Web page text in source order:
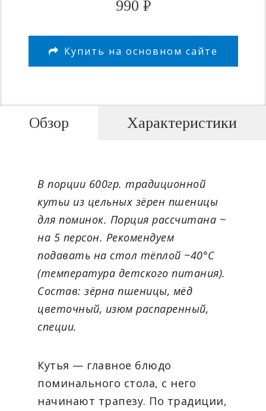
990 ₽
Купить на основном сайте
Обзор
В порции 600гр. традиционной
кутьи из цельных зёрен пшеницы
для поминок. Порция рассчитана ~
на 5 персон. Рекомендуем
подавать на стол тёплой ~40°С
(температура детского питания).
Состав: зёрна пшеницы, мёд
цветочный, изюм распаренный,
специи.
Кутья — главное блюдо
поминального стола, с него
начинают трапезу. По традиции,
Характеристики